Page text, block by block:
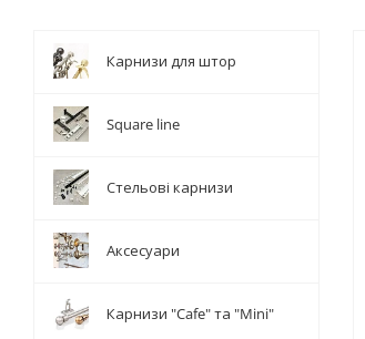
Карнизи для штор
Square line
Стельові карнизи
Аксесуари
Карнизи "Cafe" та "Mini"